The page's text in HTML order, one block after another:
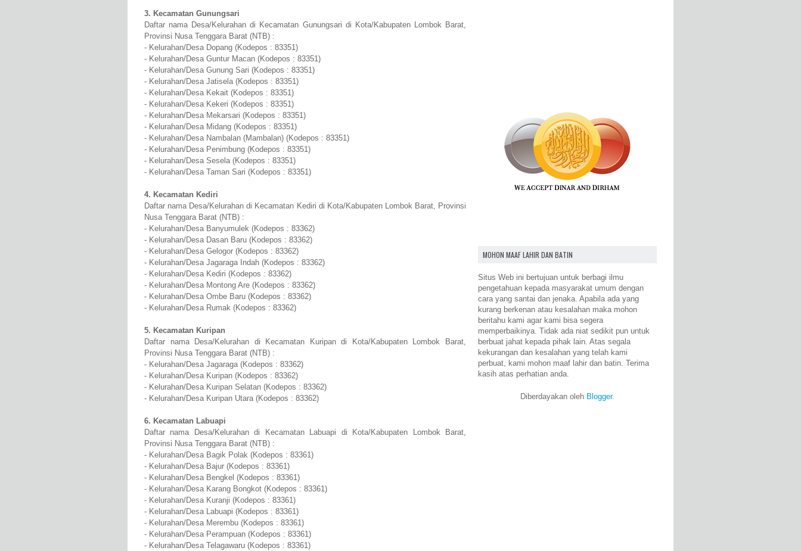
3. Kecamatan Gunungsari
Daftar nama Desa/Kelurahan di Kecamatan Gunungsari di Kota/Kabupaten Lombok Barat,
Provinsi Nusa Tenggara Barat (NTB) :
- Kelurahan/Desa Dopang (Kodepos : 83351)
- Kelurahan/Desa Guntur Macan (Kodepos : 83351)
- Kelurahan/Desa Gunung Sari (Kodepos : 83351)
- Kelurahan/Desa Jatisela (Kodepos : 83351)
- Kelurahan/Desa Kekait (Kodepos : 83351)
- Kelurahan/Desa Kekeri (Kodepos : 83351)
- Kelurahan/Desa Mekarsari (Kodepos : 83351)
- Kelurahan/Desa Midang (Kodepos : 83351)
- Kelurahan/Desa Nambalan (Mambalan) (Kodepos : 83351)
- Kelurahan/Desa Penimbung (Kodepos : 83351)
- Kelurahan/Desa Sesela (Kodepos : 83351)
- Kelurahan/Desa Taman Sari (Kodepos : 83351)
4. Kecamatan Kediri
Daftar nama Desa/Kelurahan di Kecamatan Kediri di Kota/Kabupaten Lombok Barat, Provinsi
Nusa Tenggara Barat (NTB) :
- Kelurahan/Desa Banyumulek (Kodepos : 83362)
- Kelurahan/Desa Dasan Baru (Kodepos : 83362)
- Kelurahan/Desa Gelogor (Kodepos : 83362)
- Kelurahan/Desa Jagaraga Indah (Kodepos : 83362)
- Kelurahan/Desa Kediri (Kodepos : 83362)
- Kelurahan/Desa Montong Are (Kodepos : 83362)
- Kelurahan/Desa Ombe Baru (Kodepos : 83362)
- Kelurahan/Desa Rumak (Kodepos : 83362)
5. Kecamatan Kuripan
Daftar nama Desa/Kelurahan di Kecamatan Kuripan di Kota/Kabupaten Lombok Barat,
Provinsi Nusa Tenggara Barat (NTB) :
- Kelurahan/Desa Jagaraga (Kodepos : 83362)
- Kelurahan/Desa Kuripan (Kodepos : 83362)
- Kelurahan/Desa Kuripan Selatan (Kodepos : 83362)
- Kelurahan/Desa Kuripan Utara (Kodepos : 83362)
6. Kecamatan Labuapi
Daftar nama Desa/Kelurahan di Kecamatan Labuapi di Kota/Kabupaten Lombok Barat,
Provinsi Nusa Tenggara Barat (NTB) :
- Kelurahan/Desa Bagik Polak (Kodepos : 83361)
- Kelurahan/Desa Bajur (Kodepos : 83361)
- Kelurahan/Desa Bengkel (Kodepos : 83361)
- Kelurahan/Desa Karang Bongkot (Kodepos : 83361)
- Kelurahan/Desa Kuranji (Kodepos : 83361)
- Kelurahan/Desa Labuapi (Kodepos : 83361)
- Kelurahan/Desa Merembu (Kodepos : 83361)
- Kelurahan/Desa Perampuan (Kodepos : 83361)
- Kelurahan/Desa Telagawaru (Kodepos : 83361)
MOHON MAAF LAHIR DAN BATIN
Situs Web ini bertujuan untuk berbagi ilmu
pengetahuan kepada masyarakat umum dengan
cara yang santai dan jenaka. Apabila ada yang
kurang berkenan atau kesalahan maka mohon
beritahu kami agar kami bisa segera
memperbaikinya. Tidak ada niat sedikit pun untuk
berbuat jahat kepada pihak lain. Atas segala
kekurangan dan kesalahan yang telah kami
perbuat, kami mohon maaf lahir dan batin. Terima
kasih atas perhatian anda.
Diberdayakan oleh Blogger.